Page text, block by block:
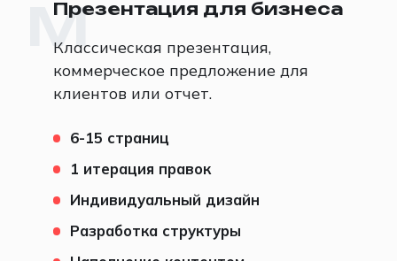
M
Презентация для бизнеса
Классическая презентация,
коммерческое предложение для
клиентов или отчет.
6-15 страниц
1 итерация правок
Индивидуальный дизайн
Разработка структуры